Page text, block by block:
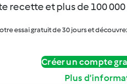
recette et plus de 100
essai gratuit de 30 jours et
Créer un compte
Plus